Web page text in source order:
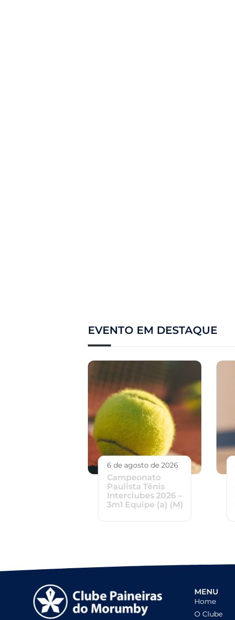
EVENTO EM DESTAQUE
6 de agosto de 2026
Campeonato
Paulista Tênis
Interclubes 2026 –
3m1 Equipe (a) (M)
MENU
Home
O Clube